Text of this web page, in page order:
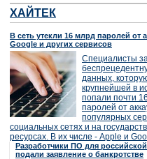
ХАЙТЕК
В сеть утекли 16 млрд паролей от
Google и других сервисов
Специалисты
данных,
крупнейшей в
попали почти
паролей от
популярных
социальных сетях и на
ресурсах. В их числе - Apple и
Разработчики ПО для
подали заявление о банкротстве